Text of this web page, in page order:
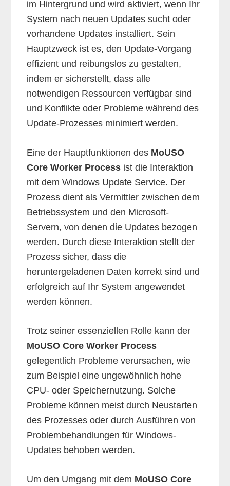
im Hintergrund und wird aktiviert, wenn Ihr
System nach neuen Updates sucht oder
vorhandene Updates installiert. Sein
Hauptzweck ist es, den Update-Vorgang
effizient und reibungslos zu gestalten,
indem er sicherstellt, dass alle
notwendigen Ressourcen verfügbar sind
und Konflikte oder Probleme während des
Update-Prozesses minimiert werden.
Eine der Hauptfunktionen des MoUSO
Core Worker Process ist die Interaktion
mit dem Windows Update Service. Der
Prozess dient als Vermittler zwischen dem
Betriebssystem und den Microsoft-
Servern, von denen die Updates bezogen
werden. Durch diese Interaktion stellt der
Prozess sicher, dass die
heruntergeladenen Daten korrekt sind und
erfolgreich auf Ihr System angewendet
werden können.
Trotz seiner essenziellen Rolle kann der
MoUSO Core Worker Process
gelegentlich Probleme verursachen, wie
zum Beispiel eine ungewöhnlich hohe
CPU- oder Speichernutzung. Solche
Probleme können meist durch Neustarten
des Prozesses oder durch Ausführen von
Problembehandlungen für Windows-
Updates behoben werden.
Um den Umgang mit dem MoUSO Core